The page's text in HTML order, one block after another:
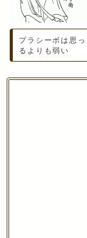
プラシーボは思っ
るよりも弱い